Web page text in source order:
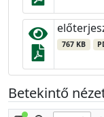
767 KB
Betekintő